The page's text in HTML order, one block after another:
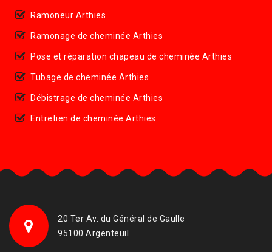
Ramoneur Arthies
Ramonage de cheminée Arthies
Pose et réparation chapeau de cheminée Arthies
Tubage de cheminée Arthies
Débistrage de cheminée Arthies
Entretien de cheminée Arthies
20 Ter Av. du Général de Gaulle
95100 Argenteuil